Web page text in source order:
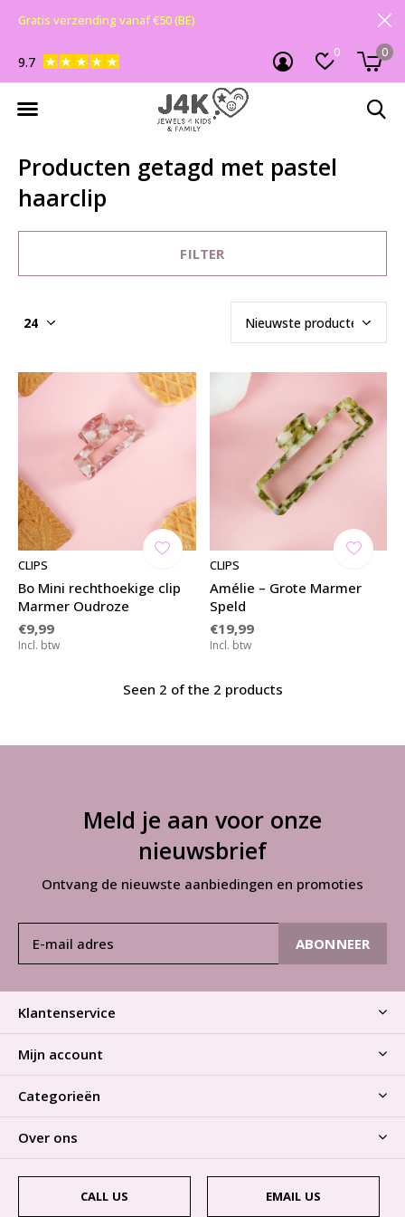
0 0
9.7
Gratis verzending vanaf €50 (BE)
Producten getagd met pastel
haarclip
FILTER
CLIPS
Bo Mini rechthoekige clip
Marmer Oudroze
€9,99
Incl. btw
CLIPS
Amélie – Grote Marmer
Speld
€19,99
Incl. btw
Seen 2 of the 2 products
Meld je aan voor onze
nieuwsbrief
Ontvang de nieuwste aanbiedingen en promoties
ABONNEER
Klantenservice
Mijn account
Categorieën
Over ons
CALL US EMAIL US